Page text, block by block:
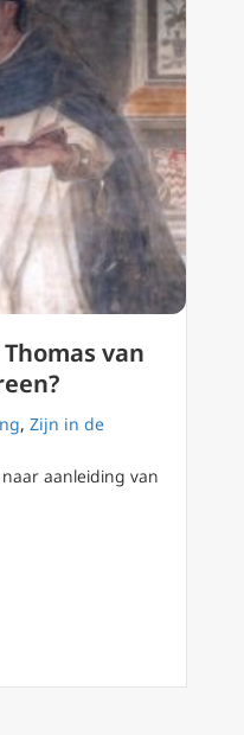
van
, Zijn in de
aanleiding van
van Thomas van Aquino